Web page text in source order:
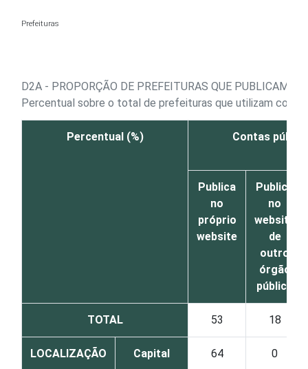
Prefeituras
D2A - PROPORÇÃO DE PREFEITURAS QUE PUBLICAM
Percentual sobre o total de prefeituras que utilizam
Percentual (%) Contas
Publica
no
próprio
website
Publica
no
website
de
outro
órgão
público
TOTAL 53 18
LOCALIZAÇÃO Capital 64 0